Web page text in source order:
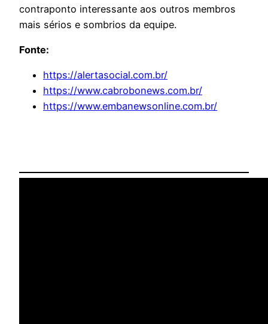
contraponto interessante aos outros membros
mais sérios e sombrios da equipe.
Fonte:
https://alertasocial.com.br/
https://www.cabrobonews.com.br/
https://www.embanewsonline.com.br/